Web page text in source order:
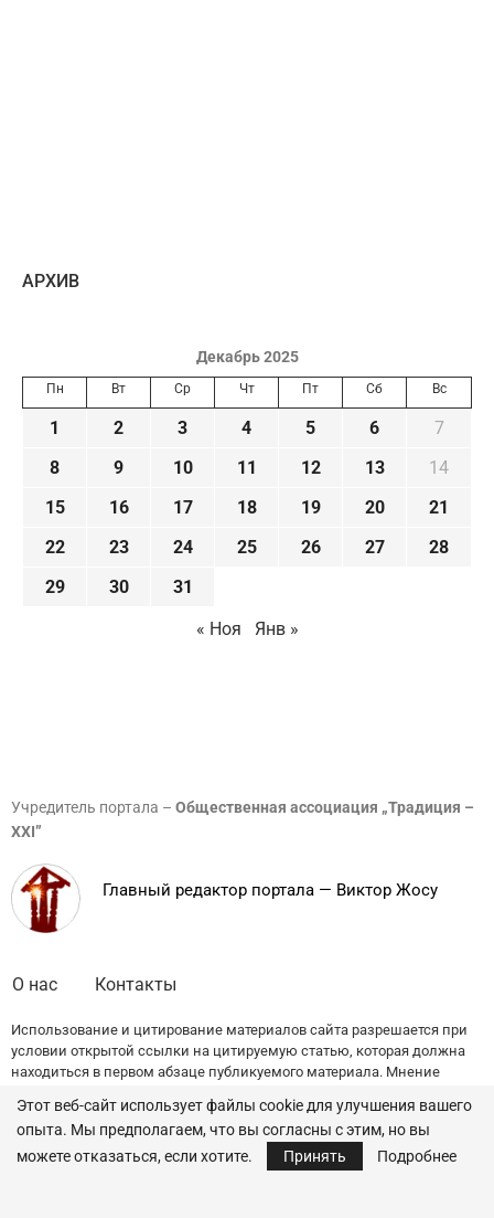
AРХИВ
Декабрь 2025
Пн Вт Ср Чт Пт Сб Вс
1 2 3 4 5 6
7
8
9 10 11 12 13
14
15
16 17 18 19 20
21
22
23 24 25 26 27
28
29
30
31
« Ноя
Янв »
Учредитель портала – Общественная ассоциация „Традиция –
XXI”
Главный редактор портала — Виктор Жосу
О нас Контакты
Использование и цитирование материалов сайта разрешается при
условии открытой ссылки на цитируемую статью, которая должна
находиться в первом абзаце публикуемого материала. Мнение
© 2022 — All Rights Reserved. Traditia.md
Этот веб-сайт использует файлы cookie для улучшения вашего
опыта. Мы предполагаем, что вы согласны с этим, но вы
можете отказаться, если хотите.
Принять Подробнее